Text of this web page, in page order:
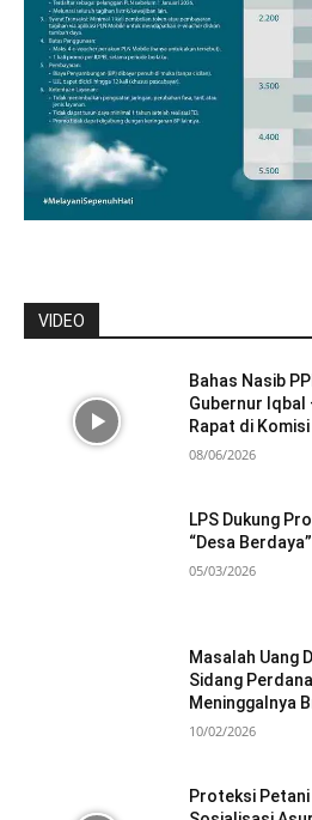
VIDEO
Bahas Nasib
Gubernur Iqbal
Rapat di Komisi
08/06/2026
LPS Dukung
“Desa Berdaya”
05/03/2026
Masalah Uang
Sidang
Meninggalnya
10/02/2026
Proteksi Petani